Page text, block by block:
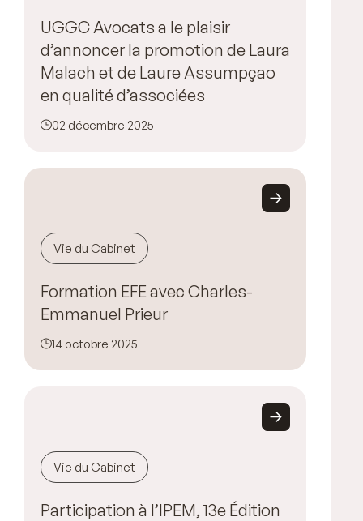
UGGC Avocats a le plaisir
d’annoncer la promotion de Laura
Malach et de Laure Assumpçao
en qualité d’associées
02 décembre 2025
Vie du Cabinet
Formation EFE avec Charles-
Emmanuel Prieur
14 octobre 2025
Vie du Cabinet
Participation à l’IPEM, 13e Édition